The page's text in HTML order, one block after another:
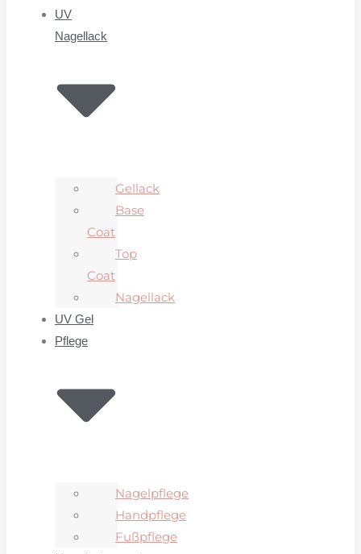
UV
Nagellack
Gellack
Base
Coat
Top
Coat
Nagellack
UV Gel
Pflege
Nagelpflege
Handpflege
Fußpflege